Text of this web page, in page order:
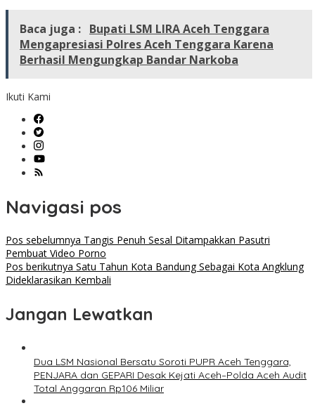
Baca juga : Bupati LSM LIRA Aceh Tenggara
Mengapresiasi Polres Aceh Tenggara Karena
Berhasil Mengungkap Bandar Narkoba
Ikuti Kami
Navigasi pos
Pos sebelumnya Tangis Penuh Sesal Ditampakkan Pasutri
Pembuat Video Porno
Pos berikutnya Satu Tahun Kota Bandung Sebagai Kota Angklung
Dideklarasikan Kembali
Jangan Lewatkan
Dua LSM Nasional Bersatu Soroti PUPR Aceh Tenggara,
PENJARA dan GEPARI Desak Kejati Aceh–Polda Aceh Audit
Total Anggaran Rp106 Miliar